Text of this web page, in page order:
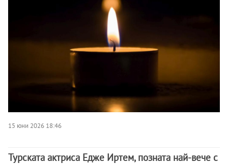
15 юни 2026 18:46
Турската актриса Едже Иртем, позната най-вече с